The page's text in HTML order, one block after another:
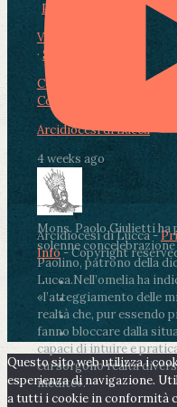
Photo
View on Facebook
· Share
Condividi su Facebook
Condividi su LinkedIn
Arcidiocesi di Lucca
4 weeks ago
Mons. Paolo Giulietti ha
solenne
Paolino, patrono della
Lucca.Nell’omelia ha
«l’atteggiamento delle
realtà che, pur essendo
fanno bloccare dalla
capaci di intuire e
cui sorgono realtà
inedite».
Arcidiocesi di Lucca -
Info- Copyright
Questo sito web utilizza i
esperienza di navigazione.
a tutti i cookie in conformità